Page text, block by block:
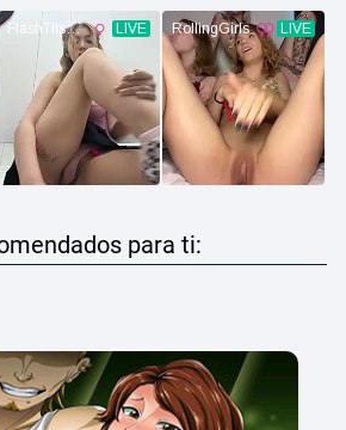
para ti: